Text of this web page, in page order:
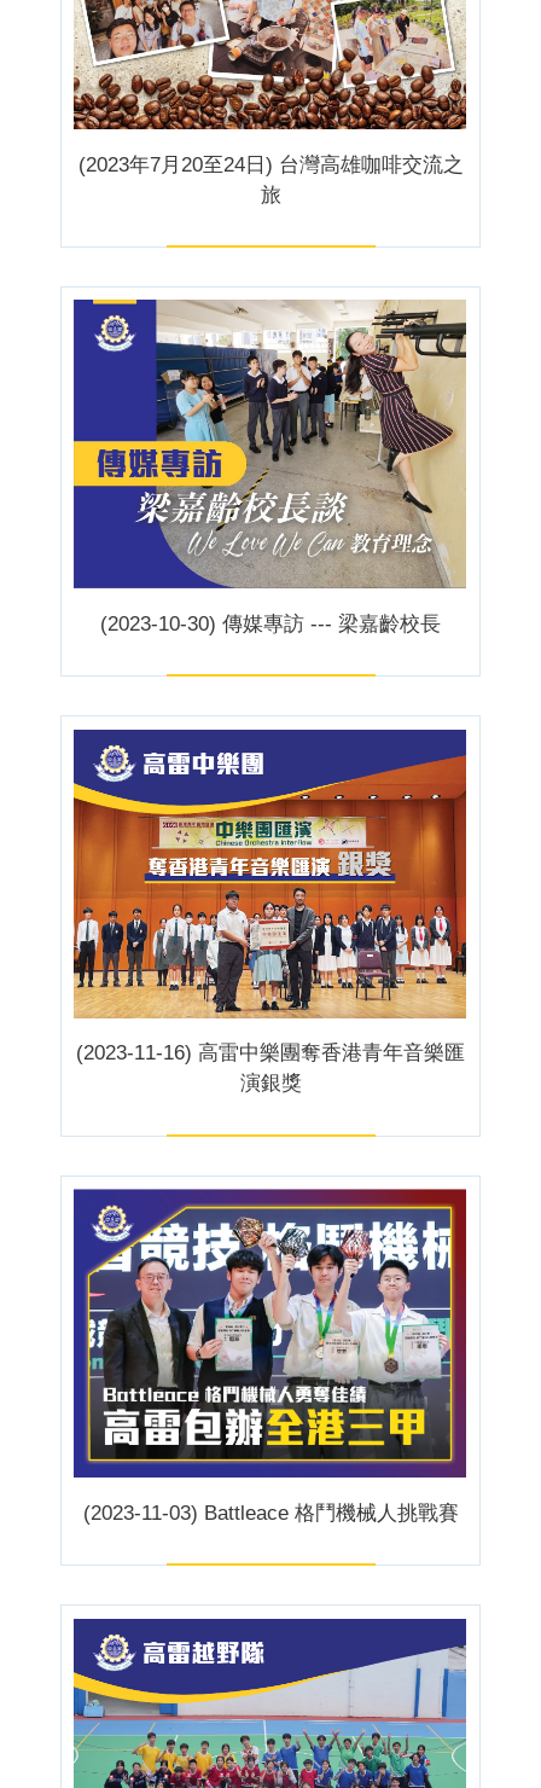
(2023年7月20至24日) 台灣高雄咖啡交流之
旅
(2023-10-30) 傳媒專訪 --- 梁嘉齡校長
(2023-11-16) 高雷中樂團奪香港青年音樂匯
演銀獎
(2023-11-03) Battleace 格鬥機械人挑戰賽